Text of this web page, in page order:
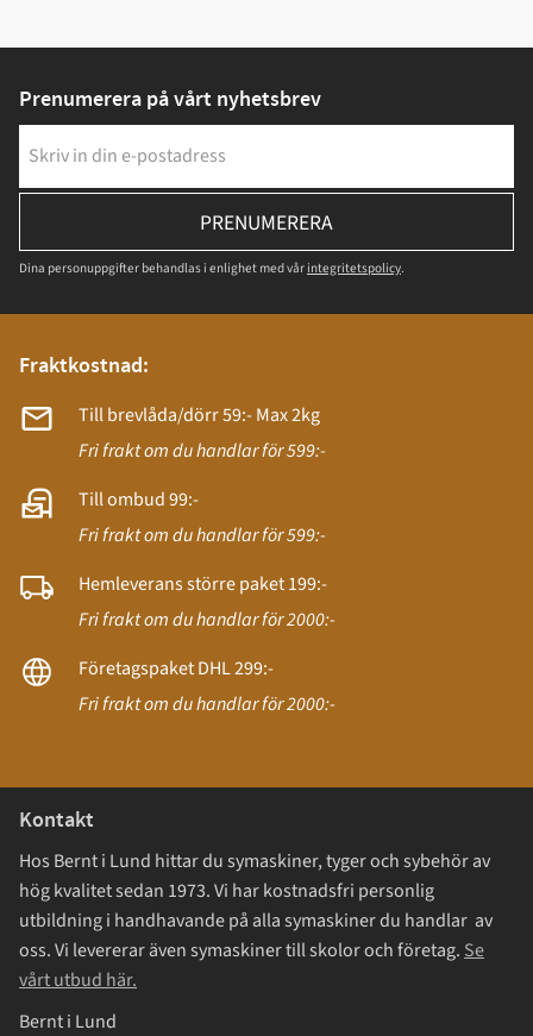
Prenumerera på vårt nyhetsbrev
PRENUMERERA
Dina personuppgifter behandlas i enlighet med vår integritetspolicy.
Fraktkostnad:
Till brevlåda/dörr 59:- Max 2kg
Fri frakt om du handlar för 599:-
Till ombud 99:-
Fri frakt om du handlar för 599:-
Hemleverans större paket 199:-
Fri frakt om du handlar för 2000:-
Företagspaket DHL 299:-
Fri frakt om du handlar för 2000:-
Kontakt
Hos Bernt i Lund hittar du symaskiner, tyger och sybehör av
hög kvalitet sedan 1973. Vi har kostnadsfri personlig
utbildning i handhavande på alla symaskiner du handlar av
oss. Vi levererar även symaskiner till skolor och företag. Se
vårt utbud här.
Bernt i Lund